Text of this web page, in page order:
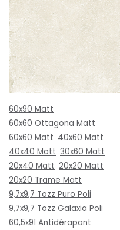
60x90 Matt
60x60 Ottagona Matt
60x60 Matt 40x60 Matt
40x40 Matt 30x60 Matt
20x40 Matt 20x20 Matt
20x20 Trame Matt
9,7x9,7 Tozz Puro Poli
9,7x9,7 Tozz Galaxia Poli
60,5x91 Antidérapant